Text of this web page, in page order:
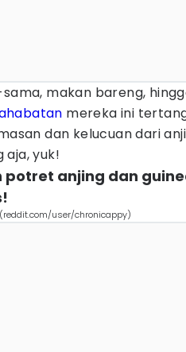
makan bareng,
mereka ini
dan kelucuan dari
aja, yuk!
potret anjing dan
user/chronicappy)